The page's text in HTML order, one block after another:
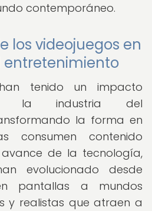
contemporáneo.
los videojuegos en
entretenimiento
tenido un impacto
la industria del
la forma en
consumen contenido
de la tecnología,
evolucionado desde
pantallas a mundos
y realistas que atraen a